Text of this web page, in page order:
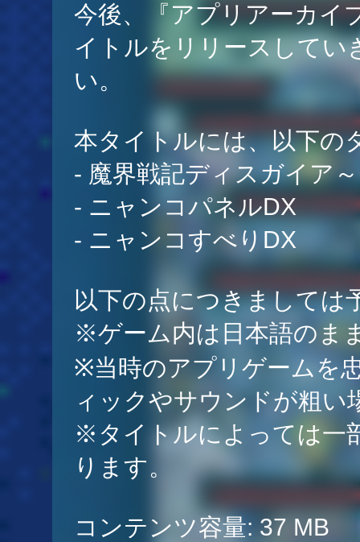
今後、『アプリアーカイ
イトルをリリースしてい
い。
本タイトルには、以下の
- 魔界戦記ディスガイア
- ニャンコパネルDX
- ニャンコすべりDX
以下の点につきましては
※ゲーム内は日本語のま
※当時のアプリゲームを
ィックやサウンドが粗い
※タイトルによっては一
ります。
コンテンツ容量: 37 MB